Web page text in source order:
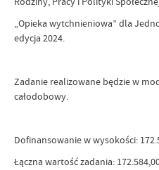
„Opieka wytchnieniowa” dla
edycja 2024.
Zadanie realizowane będzie w
całodobowy.
Dofinansowanie w wysokości:
Łączna wartość zadania: